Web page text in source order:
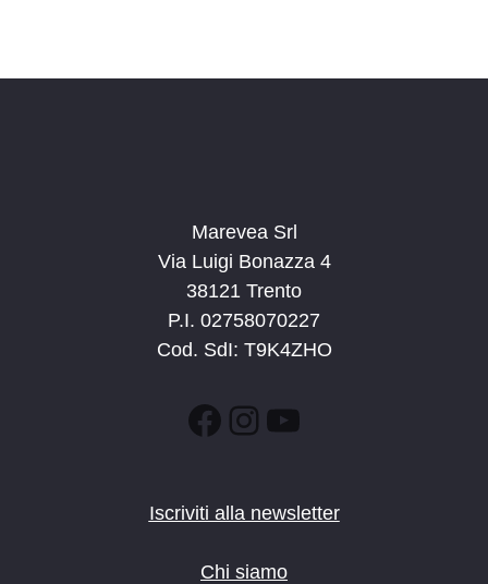
Marevea Srl
Via Luigi Bonazza 4
38121 Trento
P.I. 02758070227
Cod. SdI: T9K4ZHO
Facebook
Instagram
YouTube
Iscriviti alla newsletter
Chi siamo